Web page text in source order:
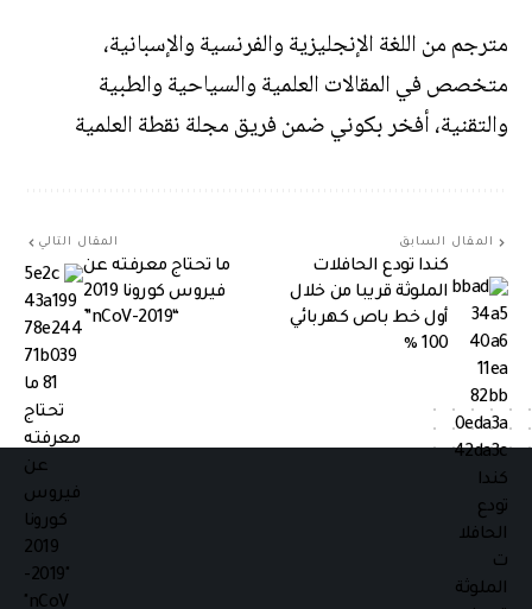
مترجم من اللغة الإنجليزية والفرنسية والإسبانية،
متخصص في المقالات العلمية والسياحية والطبية
والتقنية، أفخر بكوني ضمن فريق مجلة نقطة العلمية
المقال السابق
كندا تودع الحافلات
الملوثة قريبا من خلال
أول خط باص كهربائي
100 ٪
المقال التالي
ما تحتاج معرفته عن
فيروس كورونا 2019
“2019-nCoV”